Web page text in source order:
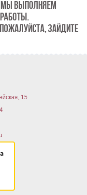
МЫ ВЫПОЛНЯЕМ
ЗАЙДИТЕ
15